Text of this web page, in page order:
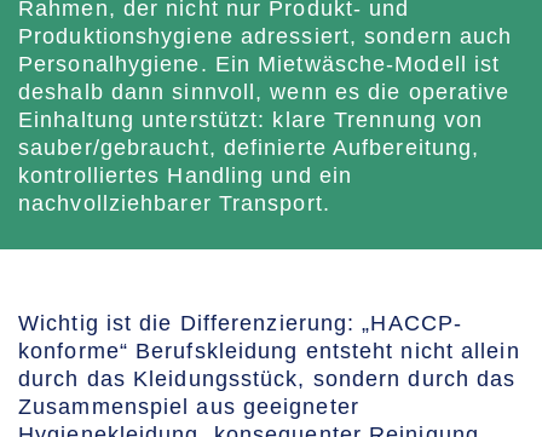
Rahmen, der nicht nur Produkt- und
Produktionshygiene adressiert, sondern auch
Personalhygiene. Ein Mietwäsche-Modell ist
deshalb dann sinnvoll, wenn es die operative
Einhaltung unterstützt: klare Trennung von
sauber/gebraucht, definierte Aufbereitung,
kontrolliertes Handling und ein
nachvollziehbarer Transport.
Wichtig ist die Differenzierung: „HACCP-
konforme“ Berufskleidung entsteht nicht allein
durch das Kleidungsstück, sondern durch das
Zusammenspiel aus geeigneter